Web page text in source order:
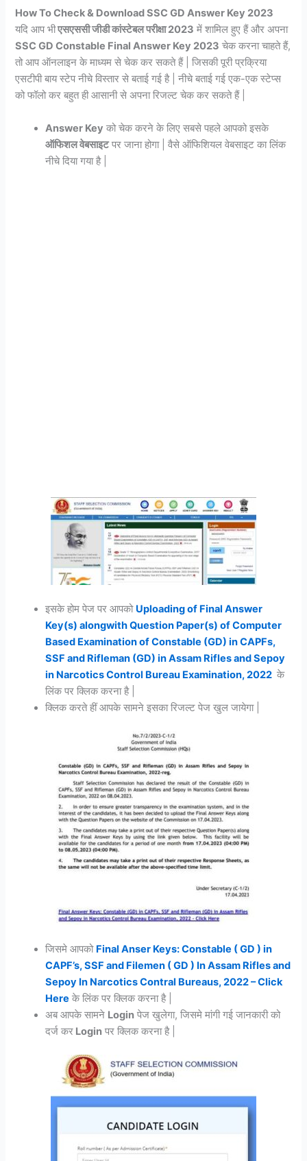
How To Check & Download SSC GD Answer Key 2023
यदि आप भीएसएससी जीडी कांस्टेबल परीक्षा 2023 में शामिल हुए हैं और अपना
SSC GD Constable Final Answer Key 2023 चेक करना चाहते हैं,
तो आप ऑनलाइन के माध्यम से चेक कर सकते हैं | जिसकी पूरी प्रक्रिया
एसटीपी बाय स्टेप नीचे विस्तार से बताई गई है | नीचे बताई गई एक-एक स्टेप्स
को फॉलो कर बहुत ही आसानी से अपना रिजल्ट चेक कर सकते हैं |
Answer Key को चेक करने के लिए सबसे पहले आपको इसके
ऑफिशल वेबसाइटपर जाना होगा | वैसे ऑफिशियल वेबसाइट का लिंक
नीचे दिया गया है |
इसके होम पेज पर आपको Uploading of Final Answer
Key(s) alongwith Question Paper(s) of Computer
Based Examination of Constable (GD) in CAPFs,
SSF and Rifleman (GD) in Assam Rifles and Sepoy
in Narcotics Control Bureau Examination, 2022 के
लिंक पर क्लिक करना है |
क्लिक करते हीं आपके सामने इसका रिजल्ट पेज खुल जायेगा |
जिसमे आपको Final Anser Keys: Constable ( GD ) in
CAPF’s, SSF and Filemen ( GD ) In Assam Rifles and
Sepoy In Narcotics Contral Bureaus, 2022 – Click
Here के लिंक पर क्लिक करना है |
अब आपके सामने Login पेज खुलेगा, जिसमे मांगी गई जानकारी को
दर्ज कर Login पर क्लिक करना है |